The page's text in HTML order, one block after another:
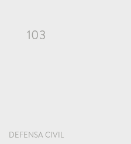
103
DEFENSA CIVIL